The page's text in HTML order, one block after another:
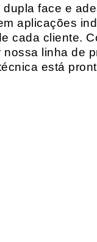
face e
aplicações
cada cliente.
nossa linha de
está